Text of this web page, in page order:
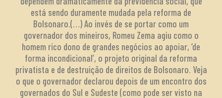
está sendo duramente mudada pela reforma de
Bolsonaro.(…) Ao invés de se portar como um
governador dos mineiros, Romeu Zema agiu como o
homem rico dono de grandes negócios ao apoiar, ‘de
forma incondicional’, o projeto original da reforma
privatista e de destruição de direitos de Bolsonaro. Veja
o que o governador declarou depois de um encontro dos
governados do Sul e Sudeste (como pode ser visto na